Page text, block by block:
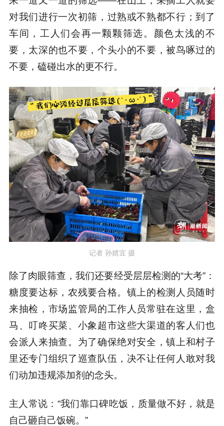
对我们进行一次初筛，过熟或不熟都不行；到了
车间，工人们会再一颗颗筛选。颜色太浅的不
要，太深的也不要，个头小的不要，被鸟啄过的
不要，磕碰出水的更不行。
记者 孙婧宜 摄
除了肉眼筛查，我们还要经受层层检测的“大考”：
糖度要达标，农残要合格。镇上的检测人员随时
来抽检，市场监管局的工作人员常驻在这里，盒
马、叮咚买菜、小象超市这些大渠道的客人们也
会派人来抽查。为了确保绝对安全，镇上和村子
里还专门组织了巡查队伍，决不让任何人敢对我
们动加违规添加剂的念头。
主人常说：“我们靠口碑吃饭，质量做不好，就是
自己砸自己饭碗。”